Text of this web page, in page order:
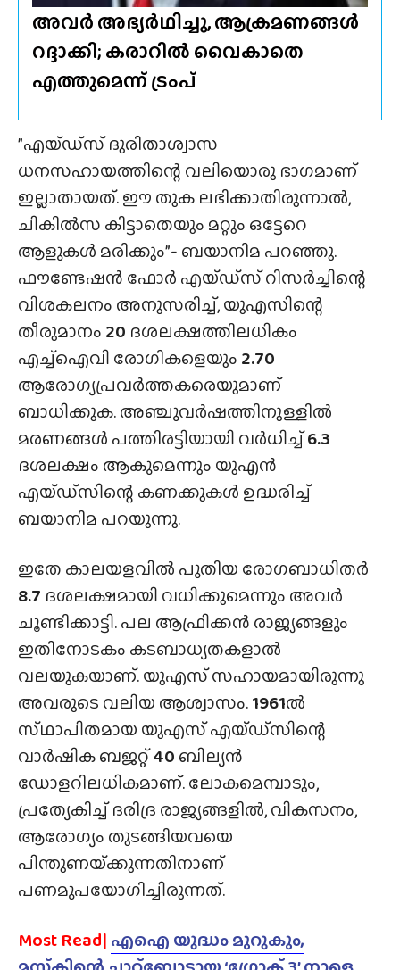
അവർ അഭ്യർഥിച്ചു, ആക്രമണങ്ങൾ
റദ്ദാക്കി; കരാറിൽ വൈകാതെ
എത്തുമെന്ന് ട്രംപ്
”എയ്‌ഡ്‌സ്‌ ദുരിതാശ്വാസ
ധനസഹായത്തിന്റെ വലിയൊരു ഭാഗമാണ്
ഇല്ലാതായത്. ഈ തുക ലഭിക്കാതിരുന്നാൽ,
ചികിൽസ കിട്ടാതെയും മറ്റും ഒട്ടേറെ
ആളുകൾ മരിക്കും”- ബയാനിമ പറഞ്ഞു.
ഫൗണ്ടേഷൻ ഫോർ എയ്‌ഡ്‌സ്‌ റിസർച്ചിന്റെ
വിശകലനം അനുസരിച്ച്, യുഎസിന്റെ
തീരുമാനം 20 ദശലക്ഷത്തിലധികം
എച്ച്‌ഐവി രോഗികളെയും 2.70
ആരോഗ്യപ്രവർത്തകരെയുമാണ്
ബാധിക്കുക. അഞ്ചുവർഷത്തിനുള്ളിൽ
മരണങ്ങൾ പത്തിരട്ടിയായി വർധിച്ച്6.3
ദശലക്ഷം ആകുമെന്നും യുഎൻ
എയ്‌ഡ്‌സിന്റെ കണക്കുകൾ ഉദ്ധരിച്ച്
ബയാനിമ പറയുന്നു.
ഇതേ കാലയളവിൽ പുതിയ രോഗബാധിതർ
8.7 ദശലക്ഷമായി വധിക്കുമെന്നും അവർ
ചൂണ്ടിക്കാട്ടി. പല ആഫ്രിക്കൻ രാജ്യങ്ങളും
ഇതിനോടകം കടബാധ്യതകളാൽ
വലയുകയാണ്. യുഎസ് സഹായമായിരുന്നു
അവരുടെ വലിയ ആശ്വാസം.1961ൽ
സ്‌ഥാപിതമായ യുഎസ് എയ്‌ഡ്‌സിന്റെ
വാർഷിക ബജറ്റ്40 ബില്യൻ
ഡോളറിലധികമാണ്. ലോകമെമ്പാടും,
പ്രത്യേകിച്ച് ദരിദ്ര രാജ്യങ്ങളിൽ, വികസനം,
ആരോഗ്യം തുടങ്ങിയവയെ
പിന്തുണയ്‌ക്കുന്നതിനാണ്
പണമുപയോഗിച്ചിരുന്നത്.
Most Read| എഐ യുദ്ധം മുറുകും,